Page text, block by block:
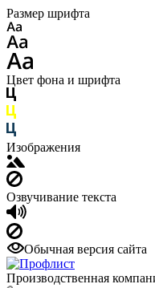
Размер шрифта
Цвет фона и шрифта
Изображения
Озвучивание текста
Обычная версия сайта
Производственная